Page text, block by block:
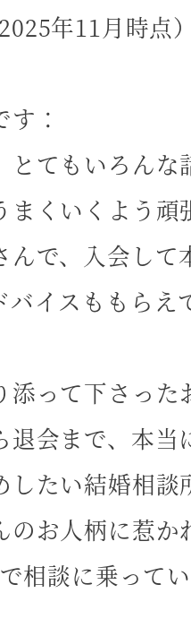
年11月時点
：
とてもいろん
くいくよう頑
んで、入会し
イスももらえ
添って下さっ
会まで、本当
たい結婚相談
のお人柄に惹
相談に乗って